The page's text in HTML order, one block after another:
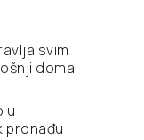
svim
doma
u
pronađu